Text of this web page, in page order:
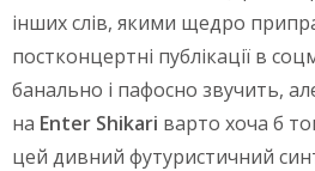
інших слів, якими щедро
постконцертні публікації в
банально і пафосно звучить,
на Enter Shikari варто хоча б
цей дивний футуристичний